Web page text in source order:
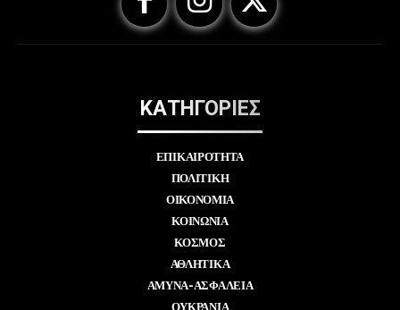
ΚΑΤΗΓΟΡΙΕΣ
ΕΠΙΚΑΙΡΟΤΗΤΑ
ΠΟΛΙΤΙΚΗ
ΟΙΚΟΝΟΜΙΑ
ΚΟΙΝΩΝΙΑ
ΚΟΣΜΟΣ
ΑΘΛΗΤΙΚΑ
ΑΜΥΝΑ-ΑΣΦΑΛΕΙΑ
ΟΥΚΡΑΝΙΑ